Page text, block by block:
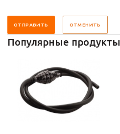
ОТПРАВИТЬ ОТМЕНИТЬ
Популярные продукты